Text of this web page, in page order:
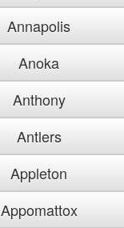
Annapolis
Anoka
Anthony
Antlers
Appleton
Appomattox